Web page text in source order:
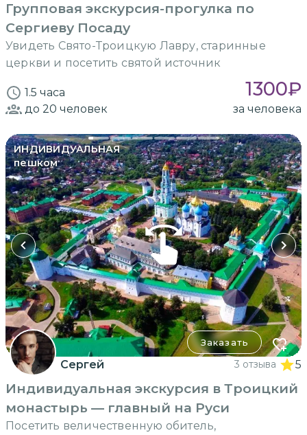
Групповая экскурсия-прогулка по
Сергиеву Посаду
Увидеть Свято-Троицкую Лавру, старинные
церкви и посетить святой источник
1.5 часа 1300₽
до 20 человек за человека
ИНДИВИДУАЛЬНАЯ
пешком
Заказать
Сергей 3 отзыва 5
Индивидуальная экскурсия в Троицкий
монастырь — главный на Руси
Посетить величественную обитель,